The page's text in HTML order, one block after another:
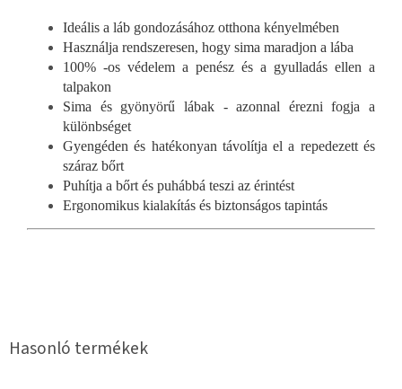
Ideális a láb gondozásához otthona kényelmében
Használja rendszeresen, hogy sima maradjon a lába
100% -os védelem a penész és a gyulladás ellen a
talpakon
Sima és gyönyörű lábak - azonnal érezni fogja a
különbséget
Gyengéden és hatékonyan távolítja el a repedezett és
száraz bőrt
Puhítja a bőrt és puhábbá teszi az érintést
Ergonomikus kialakítás és biztonságos tapintás